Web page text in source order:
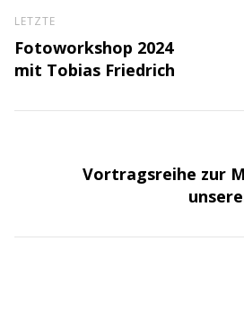
Letzter Artikel
LETZTE
Fotoworkshop 2024
mit Tobias Friedrich
Vortragsreihe zur